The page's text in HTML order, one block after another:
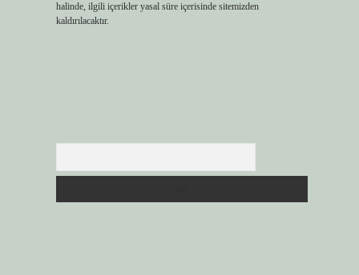
halinde, ilgili içerikler yasal süre içerisinde sitemizden
kaldırılacaktır.